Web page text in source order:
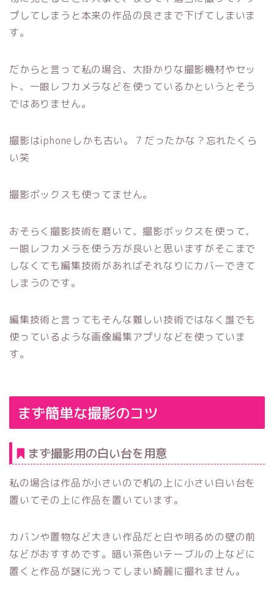
プしてしまうと本来の作品の良さまで下げてしまいま
す。
だからと言って私の場合、大掛かりな撮影機材やセッ
ト、一眼レフカメラなどを使っているかというとそう
ではありません。
撮影はiphoneしかも古い。７だったかな？忘れたくら
い笑
撮影ボックスも使ってません。
おそらく撮影技術を磨いて、撮影ボックスを使って、
一眼レフカメラを使う方が良いと思いますがそこまで
しなくても編集技術があればそれなりにカバーできて
しまうのです。
編集技術と言ってもそんな難しい技術ではなく誰でも
使っているような画像編集アプリなどを使っていま
す。
まず簡単な撮影のコツ
まず撮影用の白い台を用意
私の場合は作品が小さいので机の上に小さい白い台を
置いてその上に作品を置いています。
カバンや置物など大きい作品だと白や明るめの壁の前
などがおすすめです。暗い茶色いテーブルの上などに
置くと作品が謎に光ってしまい綺麗に撮れません。